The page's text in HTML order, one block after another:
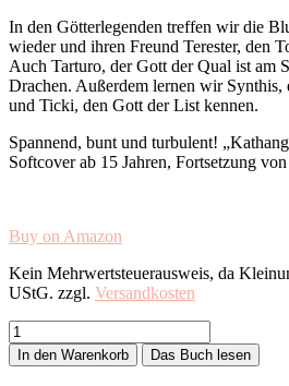
In den Götterlegenden treffen wir die
wieder und ihren Freund Terester, den
Auch Tarturo, der Gott der Qual ist am
Drachen. Außerdem lernen wir
und Ticki, den Gott der List kennen.
Spannend, bunt und turbulent!
Softcover ab 15 Jahren, Fortsetzung
Buy on Amazon
Kein Mehrwertsteuerausweis, da
UStG. zzgl. Versandkosten
Kathangoo-
Exodus
Menge
In den Warenkorb Das Buch lesen